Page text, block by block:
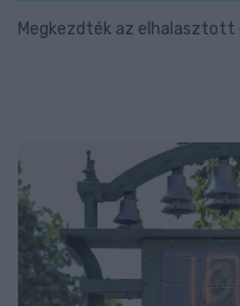
Megkezdték az